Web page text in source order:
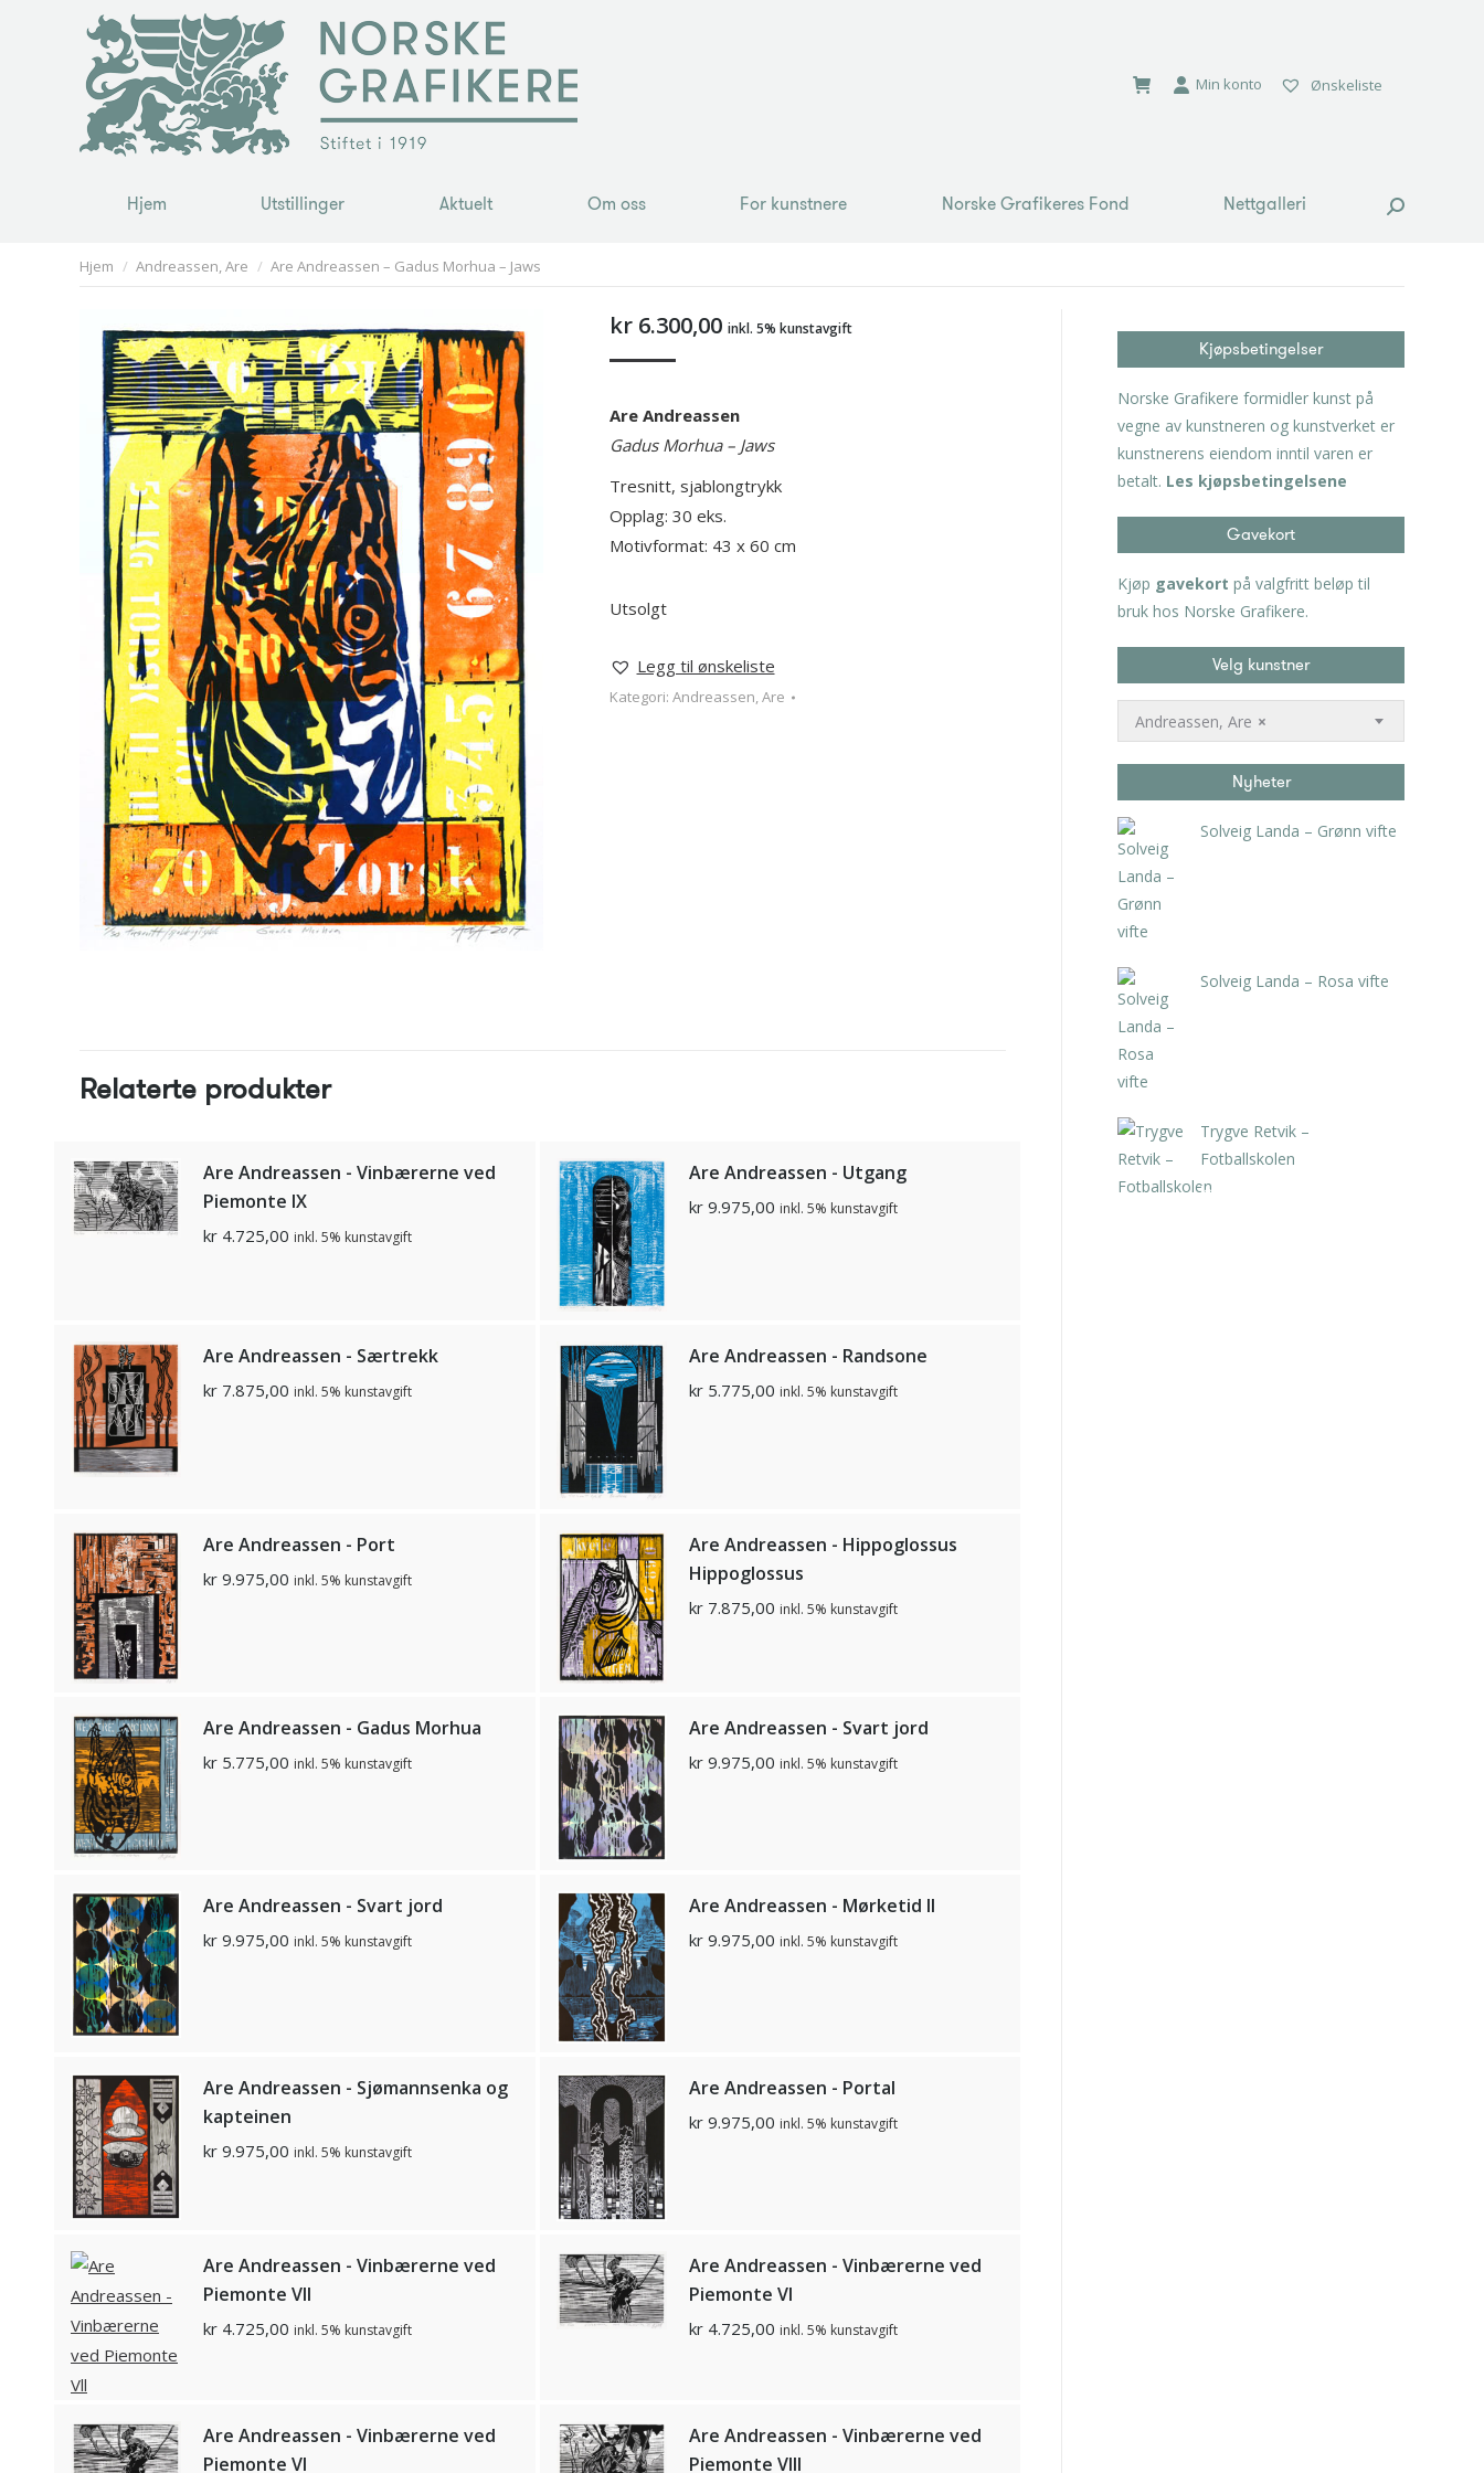
Min konto Ønskeliste
Hjem Utstillinger Aktuelt Om oss For kunstnere Norske Grafikeres Fond Nettgalleri Search:
You are here:
Hjem Andreassen, Are Are Andreassen – Gadus Morhua – Jaws
kr6.300,00 inkl. 5% kunstavgift
Are Andreassen
Gadus Morhua – Jaws
Tresnitt, sjablongtrykk
Opplag: 30 eks.
Motivformat: 43 x 60 cm
Utsolgt
Legg til ønskeliste
Kategori: Andreassen, Are
Relaterte produkter
Are Andreassen - Vinbærerne ved
Piemonte lX
kr 4.725,00 inkl. 5% kunstavgift
Are Andreassen - Utgang
kr9.975,00 inkl. 5% kunstavgift
Are Andreassen - Særtrekk
kr 7.875,00 inkl. 5% kunstavgift
Are Andreassen - Randsone
kr5.775,00 inkl. 5% kunstavgift
Are Andreassen - Port
kr 9.975,00 inkl. 5% kunstavgift
Are Andreassen - Hippoglossus
Hippoglossus
kr7.875,00 inkl. 5% kunstavgift
Are Andreassen - Gadus Morhua
kr 5.775,00 inkl. 5% kunstavgift
Are Andreassen - Svart jord
kr9.975,00 inkl. 5% kunstavgift
Are Andreassen - Svart jord
kr 9.975,00 inkl. 5% kunstavgift
Are Andreassen - Mørketid ll
kr9.975,00 inkl. 5% kunstavgift
Are Andreassen - Sjømannsenka og
kapteinen
kr 9.975,00 inkl. 5% kunstavgift
Are Andreassen - Portal
kr9.975,00 inkl. 5% kunstavgift
Are Andreassen - Vinbærerne ved
Piemonte Vll
kr 4.725,00 inkl. 5% kunstavgift
Are Andreassen - Vinbærerne ved
Piemonte Vl
kr4.725,00 inkl. 5% kunstavgift
Are Andreassen - Vinbærerne ved
Piemonte Vl
Are Andreassen - Vinbærerne ved
Piemonte Vlll
Kjøpsbetingelser
Norske Grafikere formidler kunst på
vegne av kunstneren og kunstverket er
kunstnerens eiendom inntil varen er
betalt. Les kjøpsbetingelsene
Gavekort
Kjøp gavekort på valgfritt beløp til
bruk hos Norske Grafikere.
Velg kunstner
×
Andreassen, Are
Nyheter
Solveig Landa – Grønn vifte
Solveig Landa – Rosa vifte
Trygve Retvik –
Fotballskolen
kr
Hjem Utstillinger Aktuelt